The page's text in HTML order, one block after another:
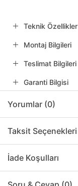
Teknik Özellikler
Montaj Bilgileri
Teslimat Bilgileri
Garanti Bilgisi
Yorumlar (0)
Taksit Seçenekleri
İade Koşulları